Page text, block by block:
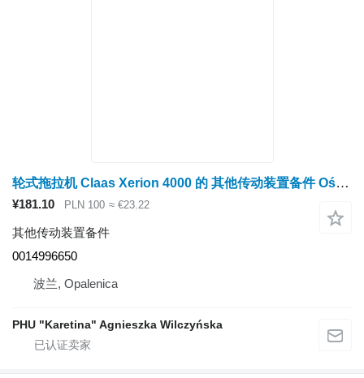
轮式拖拉机 Claas Xerion 4000 的 其他传动装置备件 Oś wtykana 0014996650
¥181.10 PLN 100 ≈ €23.22
其他传动装置备件
0014996650
波兰, Opalenica
PHU "Karetina" Agnieszka Wilczyńska